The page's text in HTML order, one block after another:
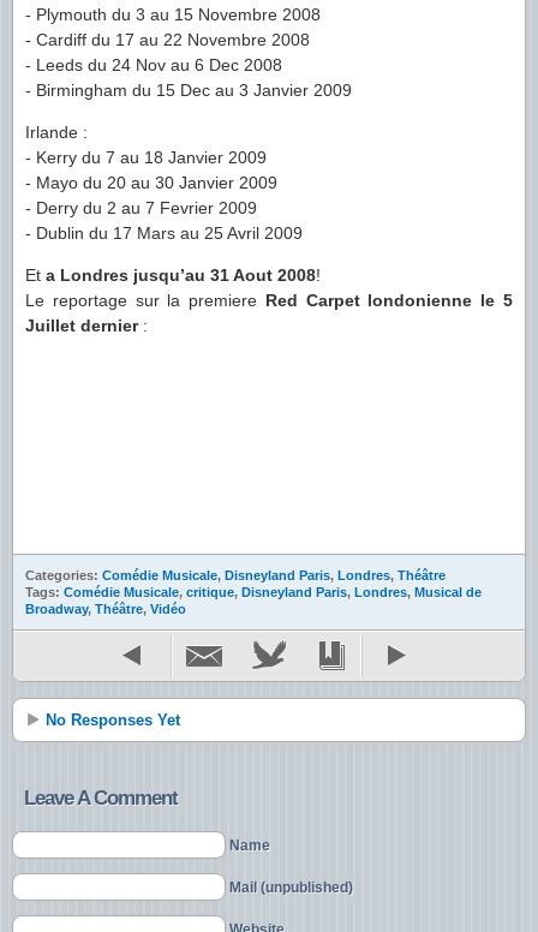
- Plymouth du 3 au 15 Novembre 2008
- Cardiff du 17 au 22 Novembre 2008
- Leeds du 24 Nov au 6 Dec 2008
- Birmingham du 15 Dec au 3 Janvier 2009
Irlande :
- Kerry du 7 au 18 Janvier 2009
- Mayo du 20 au 30 Janvier 2009
- Derry du 2 au 7 Fevrier 2009
- Dublin du 17 Mars au 25 Avril 2009
Et a Londres jusqu’au 31 Aout 2008!
Le reportage sur la premiere Red Carpet londonienne le 5
Juillet dernier:
Categories: Comédie Musicale, Disneyland Paris, Londres, Théâtre
Tags: Comédie Musicale, critique, Disneyland Paris, Londres, Musical de
Broadway, Théâtre, Vidéo
No Responses Yet
Leave A Comment
Name
Mail (unpublished)